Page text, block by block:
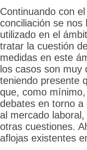
Continuando con
conciliación se
utilizado en el
tratar la cuestión
medidas en este
los casos son
teniendo presente
que, como
debates en torno
al mercado
otras cuestiones.
aflojas existentes